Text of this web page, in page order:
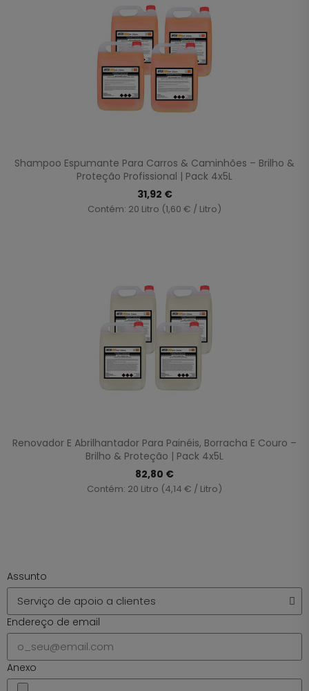
Shampoo Espumante Para Carros & Caminhões – Brilho &
Proteção Profissional | Pack 4x5L
31,92 €
Contém: 20 Litro (1,60 € / Litro)
Renovador E Abrilhantador Para Painéis, Borracha E Couro –
Brilho & Proteção | Pack 4x5L
82,80 €
Contém: 20 Litro (4,14 € / Litro)
Assunto
Endereço de email
Anexo